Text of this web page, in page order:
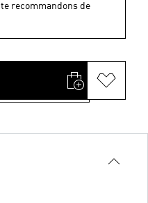
te recommandons de